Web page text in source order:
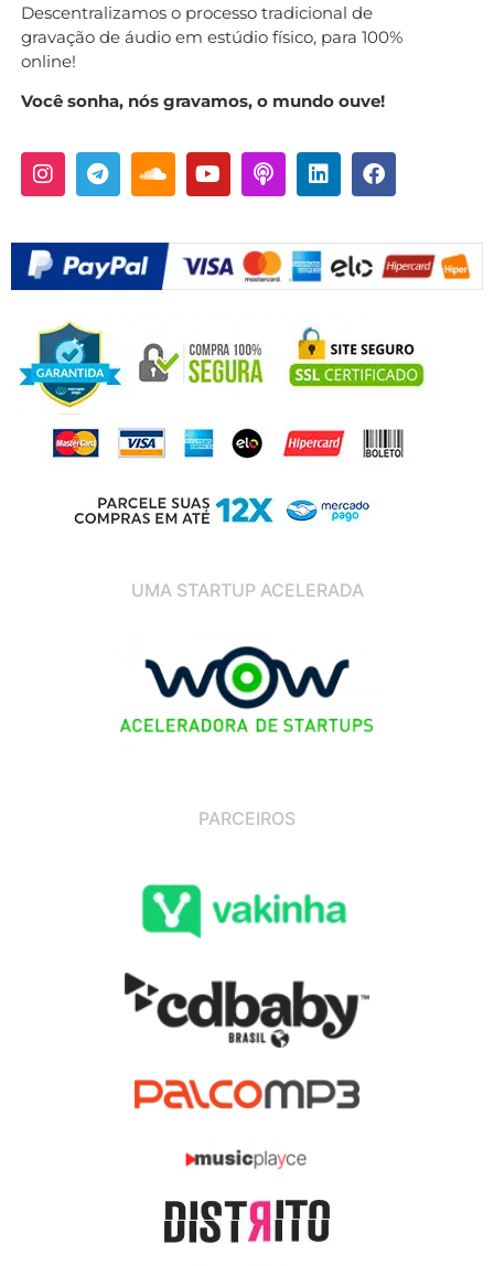
Descentralizamos o processo tradicional de
gravação de áudio em estúdio físico, para 100%
online!
Você sonha, nós gravamos, o mundo ouve!
UMA STARTUP ACELERADA
PARCEIROS